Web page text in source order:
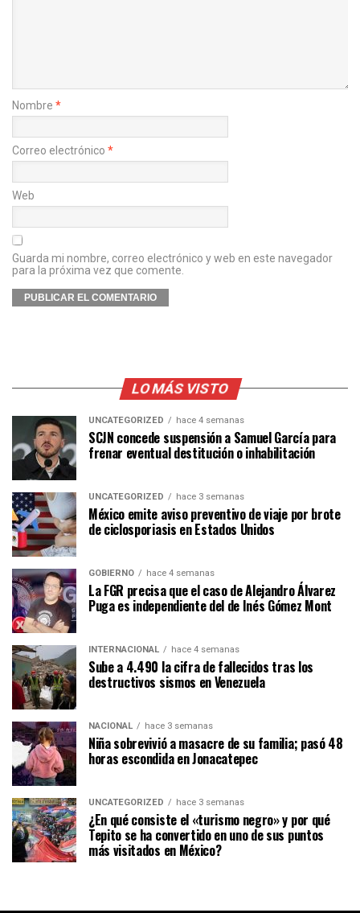
Nombre *
Correo electrónico *
Web
Guarda mi nombre, correo electrónico y web en este navegador
para la próxima vez que comente.
LO MÁS VISTO
UNCATEGORIZED hace 4 semanas
SCJN concede suspensión a Samuel García para
frenar eventual destitución o inhabilitación
UNCATEGORIZED hace 3 semanas
México emite aviso preventivo de viaje por brote
de ciclosporiasis en Estados Unidos
GOBIERNO hace 4 semanas
La FGR precisa que el caso de Alejandro Álvarez
Puga es independiente del de Inés Gómez Mont
INTERNACIONAL hace 4 semanas
Sube a 4.490 la cifra de fallecidos tras los
destructivos sismos en Venezuela
NACIONAL hace 3 semanas
Niña sobrevivió a masacre de su familia; pasó 48
horas escondida en Jonacatepec
UNCATEGORIZED hace 3 semanas
¿En qué consiste el «turismo negro» y por qué
Tepito se ha convertido en uno de sus puntos
más visitados en México?